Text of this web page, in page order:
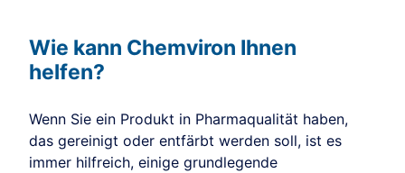
Wie kann Chemviron Ihnen
helfen?
Wenn Sie ein Produkt in Pharmaqualität haben,
das gereinigt oder entfärbt werden soll, ist es
immer hilfreich, einige grundlegende